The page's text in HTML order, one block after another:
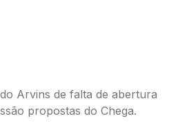
Arvins de falta de abertura
propostas do Chega.